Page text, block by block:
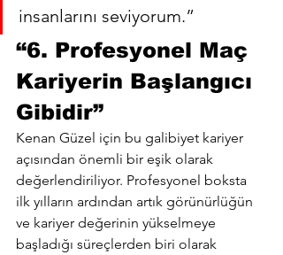
insanlarını seviyorum.”
“6. Profesyonel Maç
Kariyerin Başlangıcı
Gibidir”
Kenan Güzel için bu galibiyet kariyer
açısından önemli bir eşik olarak
değerlendiriliyor. Profesyonel boksta
ilk yılların ardından artık görünürlüğün
ve kariyer değerinin yükselmeye
başladığı süreçlerden biri olarak